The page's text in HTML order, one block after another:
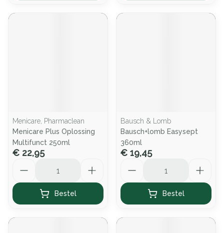
Menicare, Pharmaclean
Menicare Plus Oplossing
Multifunct 250ml
€ 22,95
Bestel
Bausch & Lomb
Bausch+lomb Easysept
360ml
€ 19,45
Bestel